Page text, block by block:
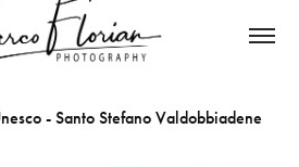
- Santo Stefano Valdobbiadene